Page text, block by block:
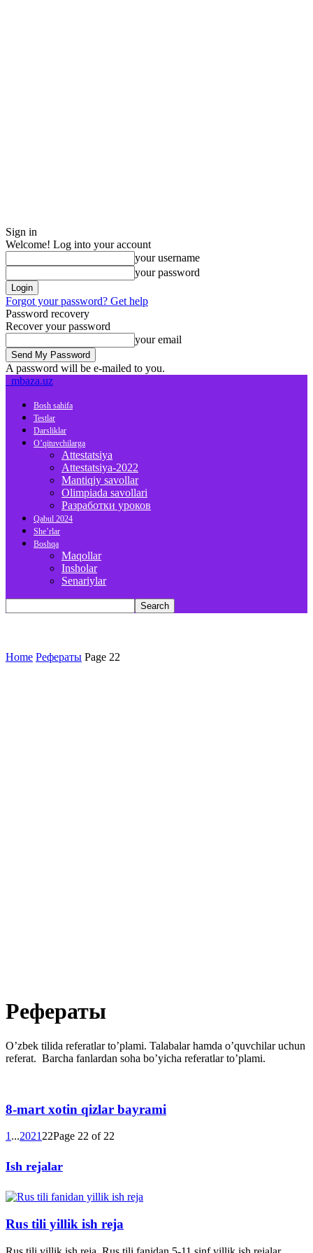
Sign in
Welcome! Log into your account
your username
your password
Forgot your password? Get help
Password recovery
Recover your password
your email
A password will be e-mailed to you.
mbaza.uz
Bosh sahifa
Testlar
Darsliklar
O’qituvchilarga
Attestatsiya
Attestatsiya-2022
Mantiqiy savollar
Olimpiada savollari
Разработки уроков
Qabul 2024
She’rlar
Boshqa
Maqollar
Insholar
Senariylar
Home Рефераты Page 22
Рефераты
O’zbek tilida referatlar to’plami. Talabalar hamda o’quvchilar uchun
referat. Barcha fanlardan soha bo’yicha referatlar to’plami.
8-mart xotin qizlar bayrami
1 ...2021 22Page 22 of 22
Ish rejalar
Rus tili yillik ish reja